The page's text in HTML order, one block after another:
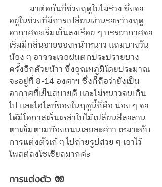
อยู่ในช่วงที่มีการเปลี่ยนผ่านระหว่างฤดู
อากาศจะเริ่มเย็นลงเรื่อย ๆ บรรยากาศจะ
เริ่มมีกลิ่นอายของหน้าหนาว แถมบางวัน
น้อง ๆ อาจจะเจอฝนตกประปรายบาง
ครั้งอีกด้วยน้าา ซึ่งอุณหภูมิโดยประมาณ
จะอยู่ที่ 8-14 องศาฯ ซึ่งก็ถือว่ายังเป็น
อากาศที่เย็นสบายดี และไม่หนาวจนเกิน
ไป และไฮไลท์ของในฤดูนี้ก็คือ น้อง ๆ จะ
ได้มีโอกาสเห็นเหล่าใบไม้เปลี่ยนสีละลาน
ตาเต็มตามท้องถนนเลยละค่าา เหมาะกับ
การแต่งตัวเก๋ ๆ ไปถ่ายรูปสวย ๆ เอาไว้
โพสต์ลงโซเชียลมากค่ะ
การแต่งตัว 🧤